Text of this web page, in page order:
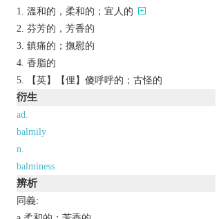
溫和的，柔和的；宜人的
芬芳的，芳香的
鎮痛的；撫慰的
香脂的
【英】【俚】傻呼呼的；古怪的
衍生
ad.
balmily
n.
balminess
辨析
同義: